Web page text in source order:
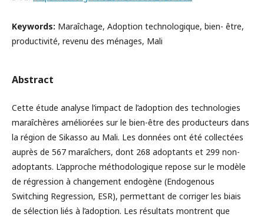
Keywords: Maraîchage, Adoption technologique, bien- être,
productivité, revenu des ménages, Mali
Abstract
Cette étude analyse l’impact de l’adoption des technologies
maraîchères améliorées sur le bien-être des producteurs dans
la région de Sikasso au Mali. Les données ont été collectées
auprès de 567 maraîchers, dont 268 adoptants et 299 non-
adoptants. L’approche méthodologique repose sur le modèle
de régression à changement endogène (Endogenous
Switching Regression, ESR), permettant de corriger les biais
de sélection liés à l’adoption. Les résultats montrent que